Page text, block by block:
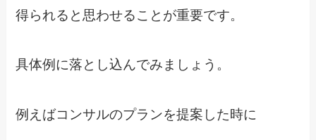
得られると思わせることが重要です。
具体例に落とし込んでみましょう。
例えばコンサルのプランを提案した時に